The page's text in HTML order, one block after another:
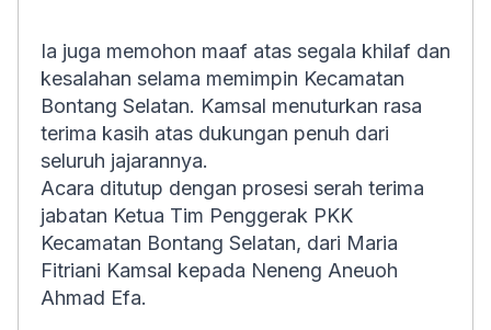
Ia juga memohon maaf atas segala khilaf dan
kesalahan selama memimpin Kecamatan
Bontang Selatan. Kamsal menuturkan rasa
terima kasih atas dukungan penuh dari
seluruh jajarannya.
Acara ditutup dengan prosesi serah terima
jabatan Ketua Tim Penggerak PKK
Kecamatan Bontang Selatan, dari Maria
Fitriani Kamsal kepada Neneng Aneuoh
Ahmad Efa.